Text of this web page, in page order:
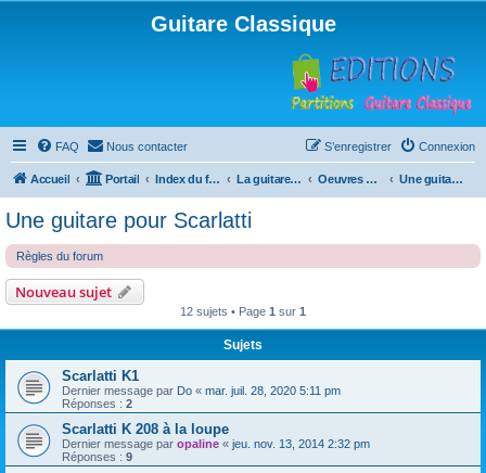
Guitare Classique
FAQ Nous contacter Connexion
S’enregistrer
Accueil Portail Index du forum La guitare : instrument, cours et théorie Oeuvres à la loupe Une guitare pour Scarlatti
Une guitare pour Scarlatti
Règles du forum
Nouveau sujet
12 sujets • Page 1 sur 1
Sujets
Scarlatti K1
Dernier message par Do « mar. juil. 28, 2020 5:11 pm
Réponses : 2
Scarlatti K 208 à la loupe
Dernier message par opaline « jeu. nov. 13, 2014 2:32 pm
Réponses : 9